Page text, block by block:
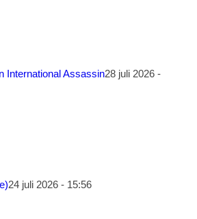
International Assassin28 juli 2026 -
24 juli 2026 - 15:56